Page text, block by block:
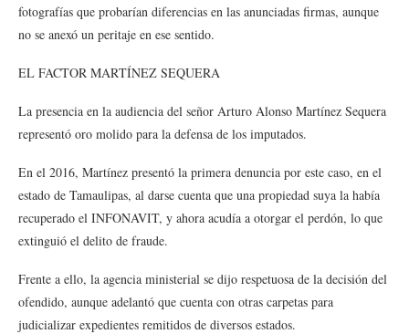
fotografías que probarían diferencias en las anunciadas firmas, aunque
no se anexó un peritaje en ese sentido.
EL FACTOR MARTÍNEZ SEQUERA
La presencia en la audiencia del señor Arturo Alonso Martínez Sequera
representó oro molido para la defensa de los imputados.
En el 2016, Martínez presentó la primera denuncia por este caso, en el
estado de Tamaulipas, al darse cuenta que una propiedad suya la había
recuperado el INFONAVIT, y ahora acudía a otorgar el perdón, lo que
extinguió el delito de fraude.
Frente a ello, la agencia ministerial se dijo respetuosa de la decisión del
ofendido, aunque adelantó que cuenta con otras carpetas para
judicializar expedientes remitidos de diversos estados.